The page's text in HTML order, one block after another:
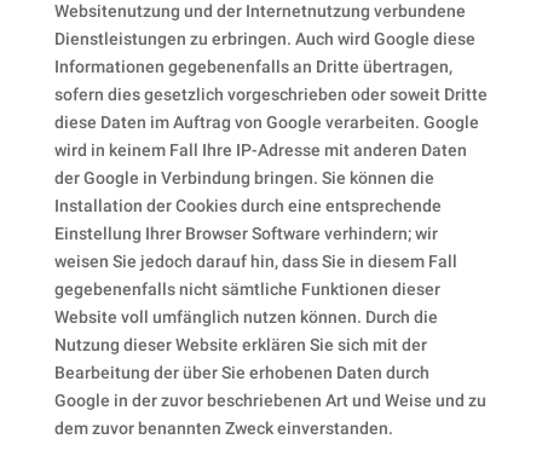
Websitenutzung und der Internetnutzung verbundene
Dienstleistungen zu erbringen. Auch wird Google diese
Informationen gegebenenfalls an Dritte übertragen,
sofern dies gesetzlich vorgeschrieben oder soweit Dritte
diese Daten im Auftrag von Google verarbeiten. Google
wird in keinem Fall Ihre IP-Adresse mit anderen Daten
der Google in Verbindung bringen. Sie können die
Installation der Cookies durch eine entsprechende
Einstellung Ihrer Browser Software verhindern; wir
weisen Sie jedoch darauf hin, dass Sie in diesem Fall
gegebenenfalls nicht sämtliche Funktionen dieser
Website voll umfänglich nutzen können. Durch die
Nutzung dieser Website erklären Sie sich mit der
Bearbeitung der über Sie erhobenen Daten durch
Google in der zuvor beschriebenen Art und Weise und zu
dem zuvor benannten Zweck einverstanden.